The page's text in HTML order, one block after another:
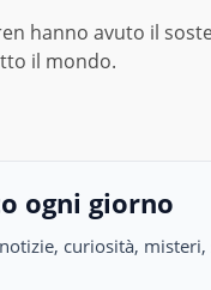
hanno avuto il
il mondo.
ogni giorno
curiosità,